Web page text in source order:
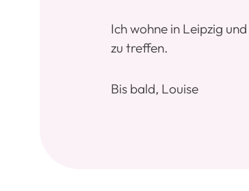
Ich wohne in Leipzig
zu treffen.
Bis bald, Louise